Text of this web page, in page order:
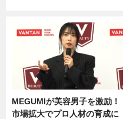
MEGUMIが美容男子を激励！
市場拡大でプロ人材の育成に